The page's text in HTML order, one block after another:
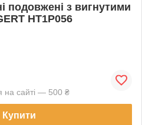
подовжені з вигнутими
HT1P056
на сайті — 500 ₴
Купити